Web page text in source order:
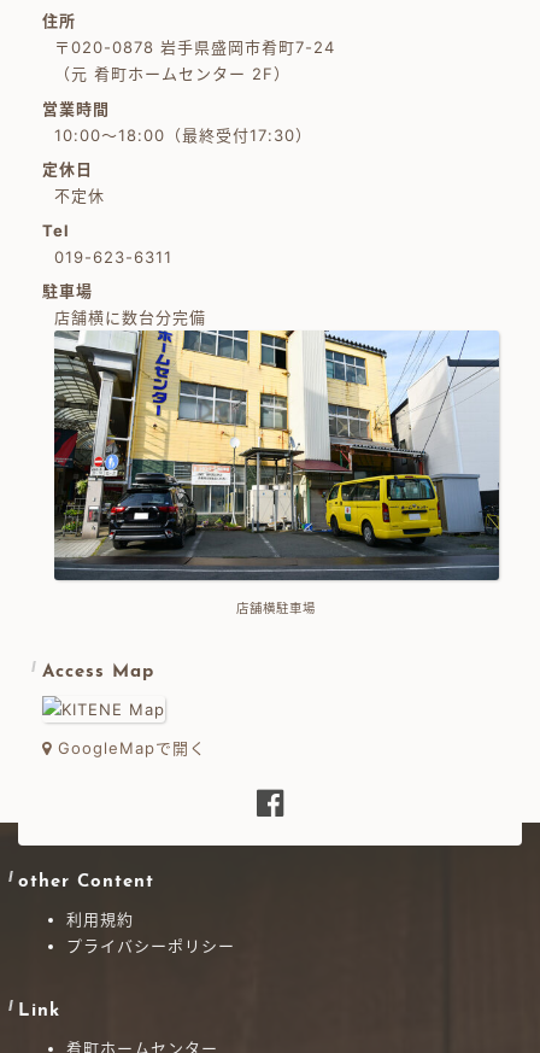
住所
〒020-0878 岩手県盛岡市肴町7-24
（元 肴町ホームセンター 2F）
営業時間
10:00～18:00（最終受付17:30）
定休日
不定休
Tel
019-623-6311
駐車場
店舗横に数台分完備
店舗横駐車場
Access Map
GoogleMapで開く
other Content
利用規約
プライバシーポリシー
Link
肴町ホームセンター